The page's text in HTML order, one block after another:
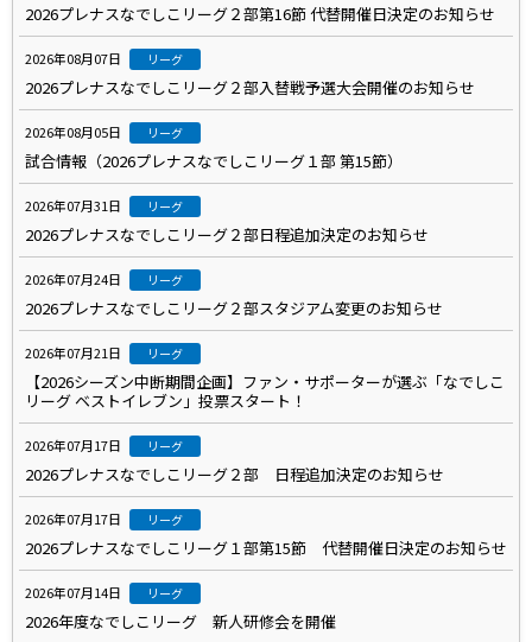
2026プレナスなでしこリーグ２部第16節 代替開催日決定のお知らせ
2026年08月07日 リーグ
2026プレナスなでしこリーグ２部入替戦予選大会開催のお知らせ
2026年08月05日 リーグ
試合情報（2026プレナスなでしこリーグ１部 第15節）
2026年07月31日 リーグ
2026プレナスなでしこリーグ２部日程追加決定のお知らせ
2026年07月24日 リーグ
2026プレナスなでしこリーグ２部スタジアム変更のお知らせ
2026年07月21日 リーグ
【2026シーズン中断期間企画】ファン・サポーターが選ぶ「なでしこ
リーグ ベストイレブン」投票スタート！
2026年07月17日 リーグ
2026プレナスなでしこリーグ２部 日程追加決定のお知らせ
2026年07月17日 リーグ
2026プレナスなでしこリーグ１部第15節 代替開催日決定のお知らせ
2026年07月14日 リーグ
2026年度なでしこリーグ 新人研修会を開催